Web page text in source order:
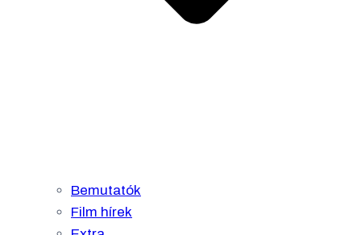
Bemutatók
Film hírek